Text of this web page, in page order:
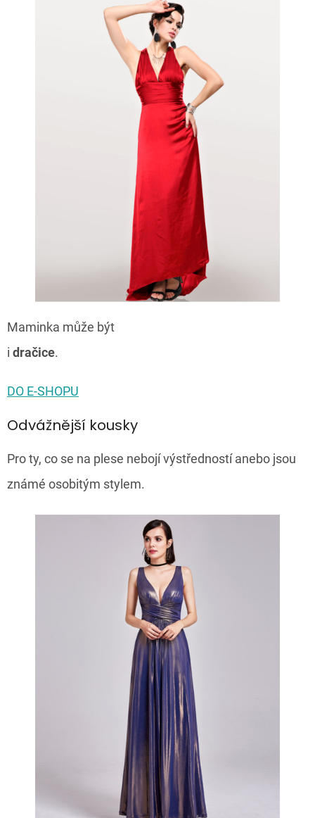
Maminka může být
i dračice.
DO E-SHOPU
Odvážnější kousky
Pro ty, co se na plese nebojí výstředností anebo jsou
známé osobitým stylem.